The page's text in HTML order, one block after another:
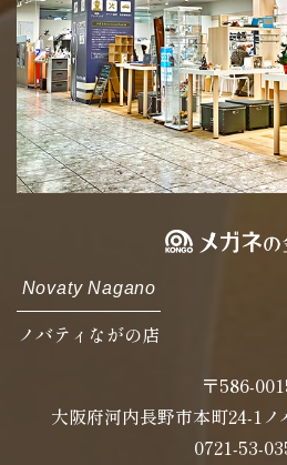
Novaty Nagano
ノバティながの店
〒586-
大阪府河内長野市本町24-1
0721-53-